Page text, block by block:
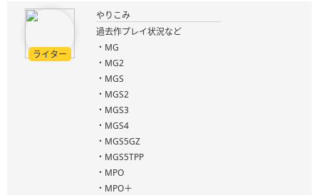
ライター
やりこみ
過去作プレイ状況など
・MG
・MG2
・MGS
・MGS2
・MGS3
・MGS4
・MGS5GZ
・MGS5TPP
・MPO
・MPO＋